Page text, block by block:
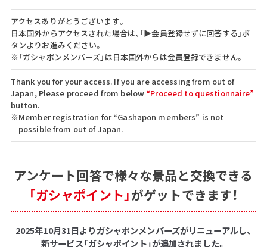
アクセスありがとうございます。
日本国外からアクセスされた場合は、「▶会員登録せずに回答する」ボ
タンよりお進みください。
※「ガシャポンメンバーズ」は日本国外からは会員登録できません。
Thank you for your access. If you are accessing from out of
Japan, Please proceed from below “Proceed to questionnaire”
button.
※Member registration for “Gashapon members” is not
possible from out of Japan.
アンケート回答で様々な景品と交換できる
「ガシャポイント」がゲットできます！
2025年10月31日よりガシャポンメンバーズがリニューアルし、
新サービス「ガシャポイント」が追加されました。